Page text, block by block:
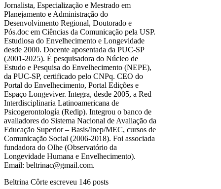
Jornalista, Especialização e Mestrado em
Planejamento e Administração do
Desenvolvimento Regional, Doutorado e
Pós.doc em Ciências da Comunicação pela USP.
Estudiosa do Envelhecimento e Longevidade
desde 2000. Docente aposentada da PUC-SP
(2001-2025). É pesquisadora do Núcleo de
Estudo e Pesquisa do Envelhecimento (NEPE),
da PUC-SP, certificado pelo CNPq. CEO do
Portal do Envelhecimento, Portal Edições e
Espaço Longeviver. Integra, desde 2005, a Red
Interdisciplinaria Latinoamericana de
Psicogerontología (Redip). Integrou o banco de
avaliadores do Sistema Nacional de Avaliação da
Educação Superior – Basis/Inep/MEC, cursos de
Comunicação Social (2006-2018). Foi associada
fundadora do Olhe (Observatório da
Longevidade Humana e Envelhecimento).
Email: beltrinac@gmail.com.
Beltrina Côrte escreveu 146 posts